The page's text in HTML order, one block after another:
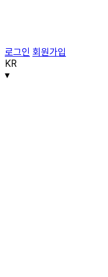
로그인 회원가입
KR
▾